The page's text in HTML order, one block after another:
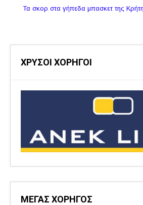
Τα σκορ στα γήπεδα μπασκετ της
ΧΡΥΣΟΙ ΧΟΡΗΓΟΙ
ΜΕΓΑΣ ΧΟΡΗΓΟΣ